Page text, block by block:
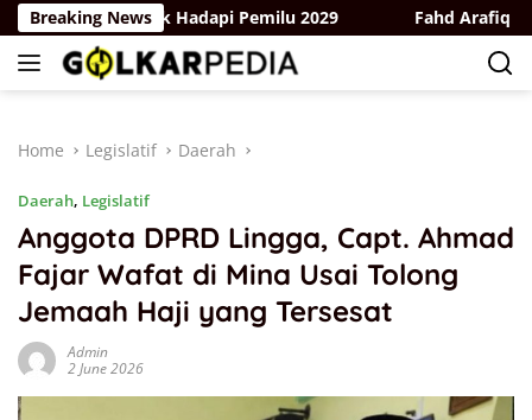
Skip
to
content
Breaking News
dan Bergerak Hadapi Pemilu 2029 Fahd Arafiq
Home Legislatif Daerah
Daerah, Legislatif
Anggota DPRD Lingga, Capt. Ahmad
Fajar Wafat di Mina Usai Tolong
Jemaah Haji yang Tersesat
Admin
2 June 2026